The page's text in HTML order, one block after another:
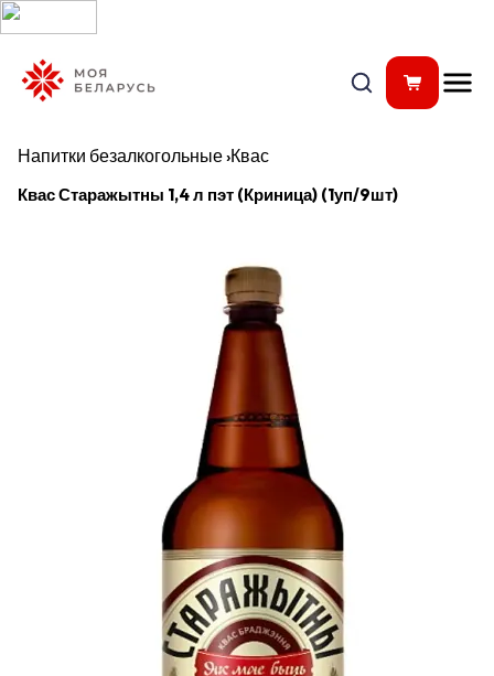
Напитки безалкогольные›Квас
Квас Старажытны 1,4 л пэт (Криница) (1уп/9шт)